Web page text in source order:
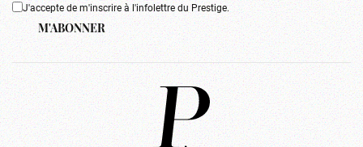
J'accepte de m'inscrire à l'infolettre du Prestige.
M'ABONNER